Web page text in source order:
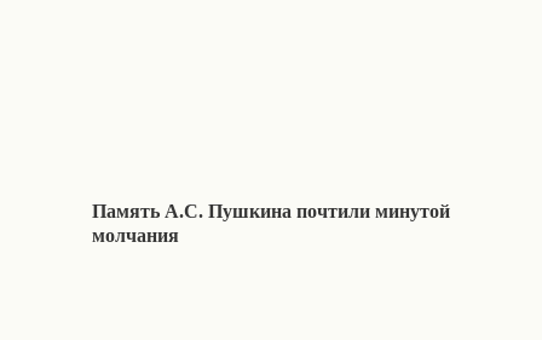
Память А.С. Пушкина почтили минутой
молчания